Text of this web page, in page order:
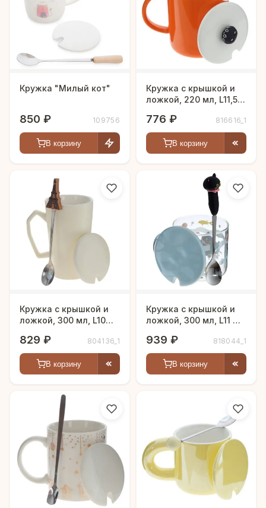
чтобы найти идеальный вариант для себя или в
подарок.
Кружка "Милый кот"
850 ₽ 109756
В корзину
Кружка с крышкой и
ложкой, 220 мл, L11,5
776 ₽ 816616_1
В корзину
Кружка с крышкой и
ложкой, 300 мл, L10
829 ₽ 804136_1
В корзину
Кружка с крышкой и
ложкой, 300 мл, L11 W9
939 ₽ 818044_1
В корзину